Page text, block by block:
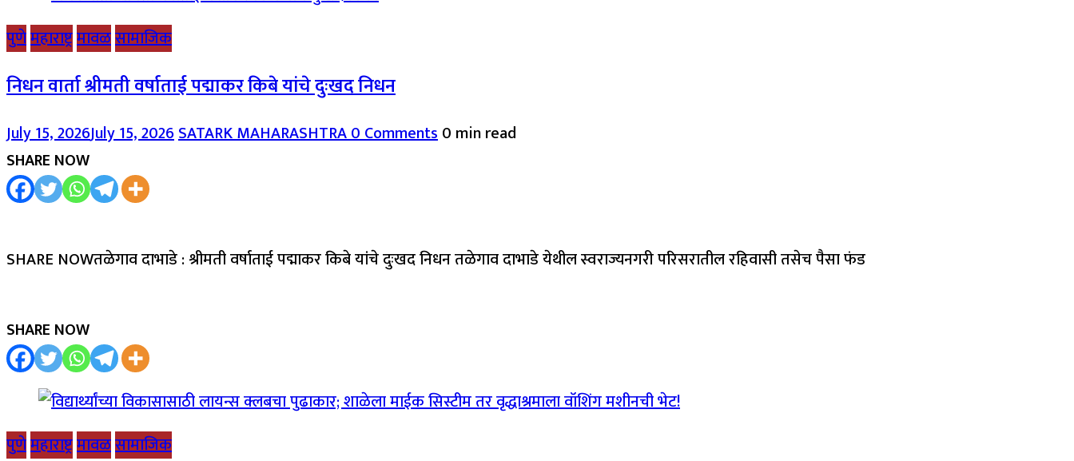
पुणेमहाराष्ट्रमावळसामाजिक
निधन वार्ता श्रीमती वर्षाताई पद्माकर किबे यांचे दुःखद निधन
July 15, 2026July 15, 2026SATARK MAHARASHTRA0 Comments0 min read
SHARE NOW
SHARE NOWतळेगाव दाभाडे : श्रीमती वर्षाताई पद्माकर किबे यांचे दुःखद निधन तळेगाव दाभाडे येथील स्वराज्यनगरी परिसरातील रहिवासी तसेच पैसा फंड
SHARE NOW
पुणेमहाराष्ट्रमावळसामाजिक